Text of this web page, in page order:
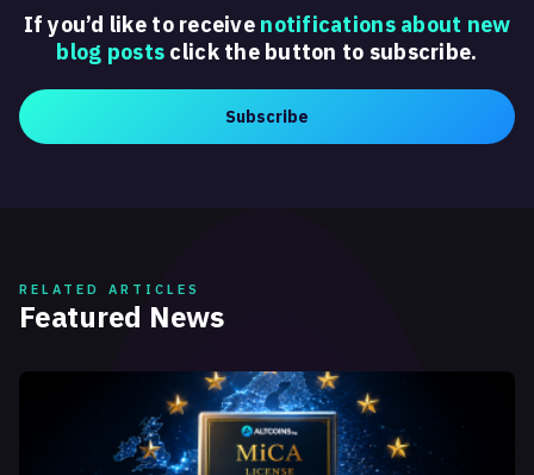
If you’d like to receive notifications about new
blog posts click the button to subscribe.
Subscribe
RELATED ARTICLES
Featured News